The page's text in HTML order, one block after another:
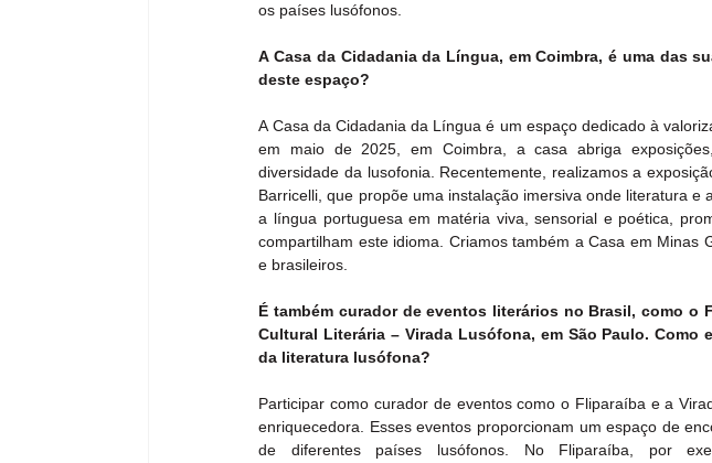
os países lusófonos.
A Casa da Cidadania da Língua, em Coimbra, é uma das
deste espaço?
A Casa da Cidadania da Língua é um espaço dedicado à
em maio de 2025, em Coimbra, a casa abriga
diversidade da lusofonia. Recentemente, realizamos a
Barricelli, que propõe uma instalação imersiva onde literatura
a língua portuguesa em matéria viva, sensorial e poética,
compartilham este idioma. Criamos também a Casa em Minas
e brasileiros.
É também curador de eventos literários no Brasil, como o
Cultural Literária – Virada Lusófona, em São Paulo. Como
da literatura lusófona?
Participar como curador de eventos como o Fliparaíba e a
enriquecedora. Esses eventos proporcionam um espaço de
de diferentes países lusófonos. No Fliparaíba, por